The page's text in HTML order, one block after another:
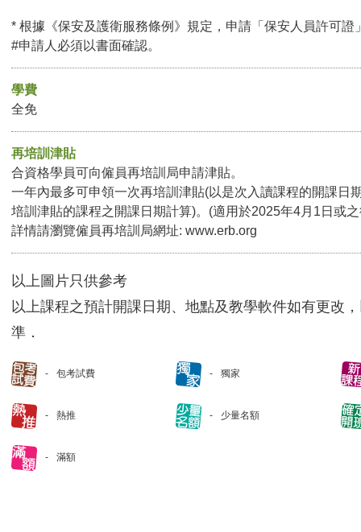
* 根據《保安及護衛服務條例》規定，申請「保安人員許可證
#申請人必須以書面確認。
學費
全免
再培訓津貼
合資格學員可向僱員再培訓局申請津貼。
一年內最多可申領一次再培訓津貼(以是次入讀課程的開課日
培訓津貼的課程之開課日期計算)。(適用於2025年4月1日或
詳情請瀏覽僱員再培訓局網址: www.erb.org
以上圖片只供參考
以上課程之預計開課日期、地點及教學軟件如有更改
準．
包考試費 獨家
熱推 少量名額
滿額